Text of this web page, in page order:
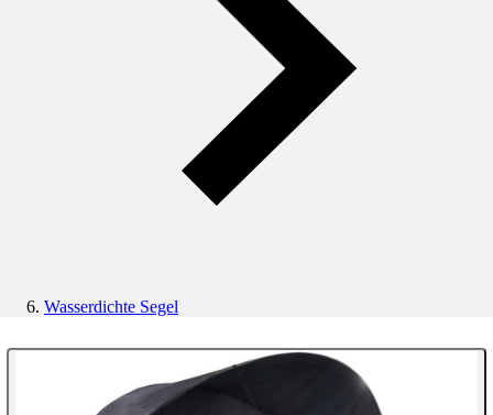
Wasserdichte Segel